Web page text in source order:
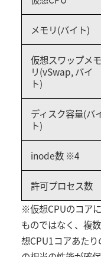
メモリ(バイト)
仮想スワップメモ
リ(vSwap, バイ
ト)
ディスク容量(バ
ト)
inode数 ※4
許可プロセス数
※仮想CPUのコア
ものではなく、複
想CPU1コアあた